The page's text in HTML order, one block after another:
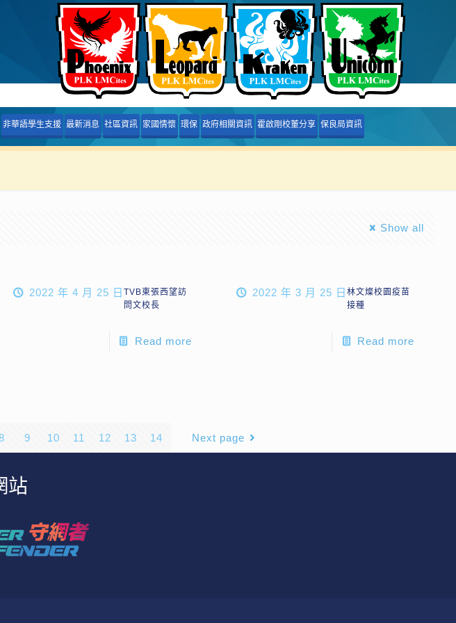
非華語學生支援 最新消息 社區資訊 家國情懷 環保 政府相關資訊 霍啟剛校董分享 保良局資訊
Show all
2022 年 4 月 25 日TVB東張西望訪
問文校長
Read more
2022 年 3 月 25 日 林文燦校園疫苗
接種
Read more
9 10 11 12 13 14 Next page
站